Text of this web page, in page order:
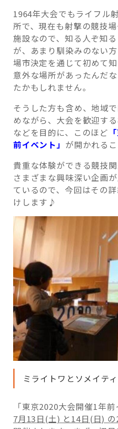
1964年大会でもライフル
所で、現在も射撃の競技
施設なので、知る人ぞ知
が、あまり馴染みのない
場市決定を通じて初めて
意外な場所があったんだ
たかもしれません。
そうした方も含め、地域
めながら、大会を歓迎す
などを目的に、このほど
前イベント」 が開かれる
貴重な体験ができる競技
さまざまな興味深い企画
ているので、今回はその
けします♪
ミライトワとソメイテ
「東京2020大会開催1年前
7月13日(土) と14日(日) の